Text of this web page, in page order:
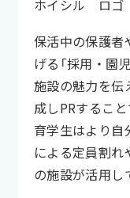
ホイシル ロゴ
保活中の保護者
げる「採用・園
施設の魅力を伝
成しPRするこ
育学生はより自
による定員割
の施設が活用し